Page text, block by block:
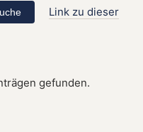
Link zu dieser
gefunden.